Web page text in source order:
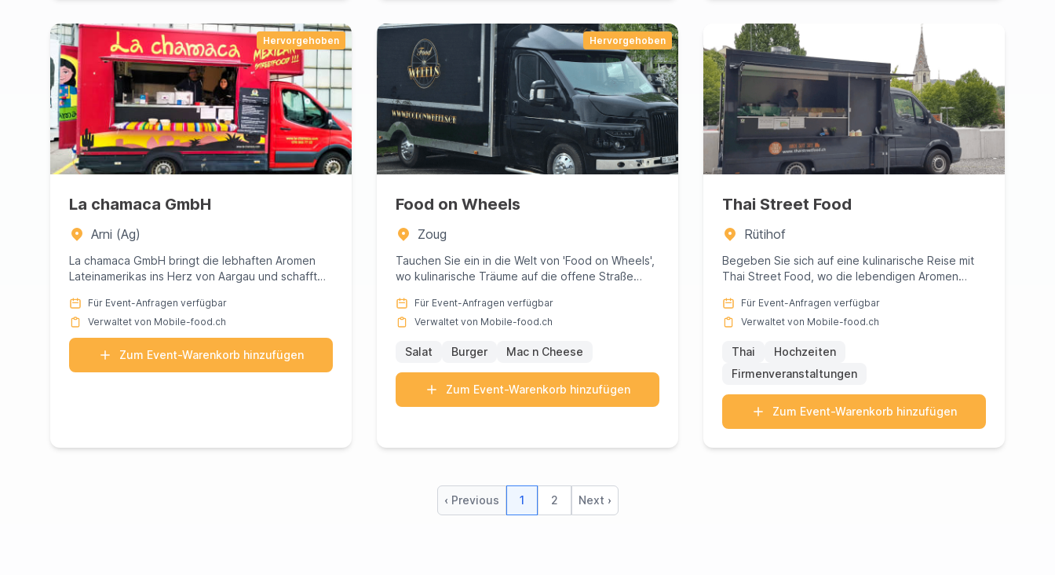
Hervorgehoben
La chamaca GmbH
Arni (Ag)
La chamaca GmbH bringt die lebhaften Aromen
Lateinamerikas ins Herz von Aargau und schafft
Für Event-Anfragen verfügbar
Verwaltet von Mobile-food.ch
Zum Event-Warenkorb hinzufügen
Hervorgehoben
Food on Wheels
Zoug
Tauchen Sie ein in die Welt von 'Food on Wheels',
wo kulinarische Träume auf die offene Straße
Für Event-Anfragen verfügbar
Verwaltet von Mobile-food.ch
Salat Burger Mac n Cheese
Zum Event-Warenkorb hinzufügen
Thai Street Food
Rütihof
Begeben Sie sich auf eine kulinarische Reise mit
Thai Street Food, wo die lebendigen Aromen
Für Event-Anfragen verfügbar
Verwaltet von Mobile-food.ch
Thai
Hochzeiten
Firmenveranstaltungen
Zum Event-Warenkorb hinzufügen
‹ Previous 1 2 Next ›